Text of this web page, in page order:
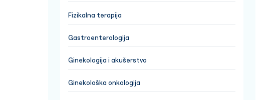
Fizikalna terapija
Gastroenterologija
Ginekologija i akušerstvo
Ginekološka onkologija